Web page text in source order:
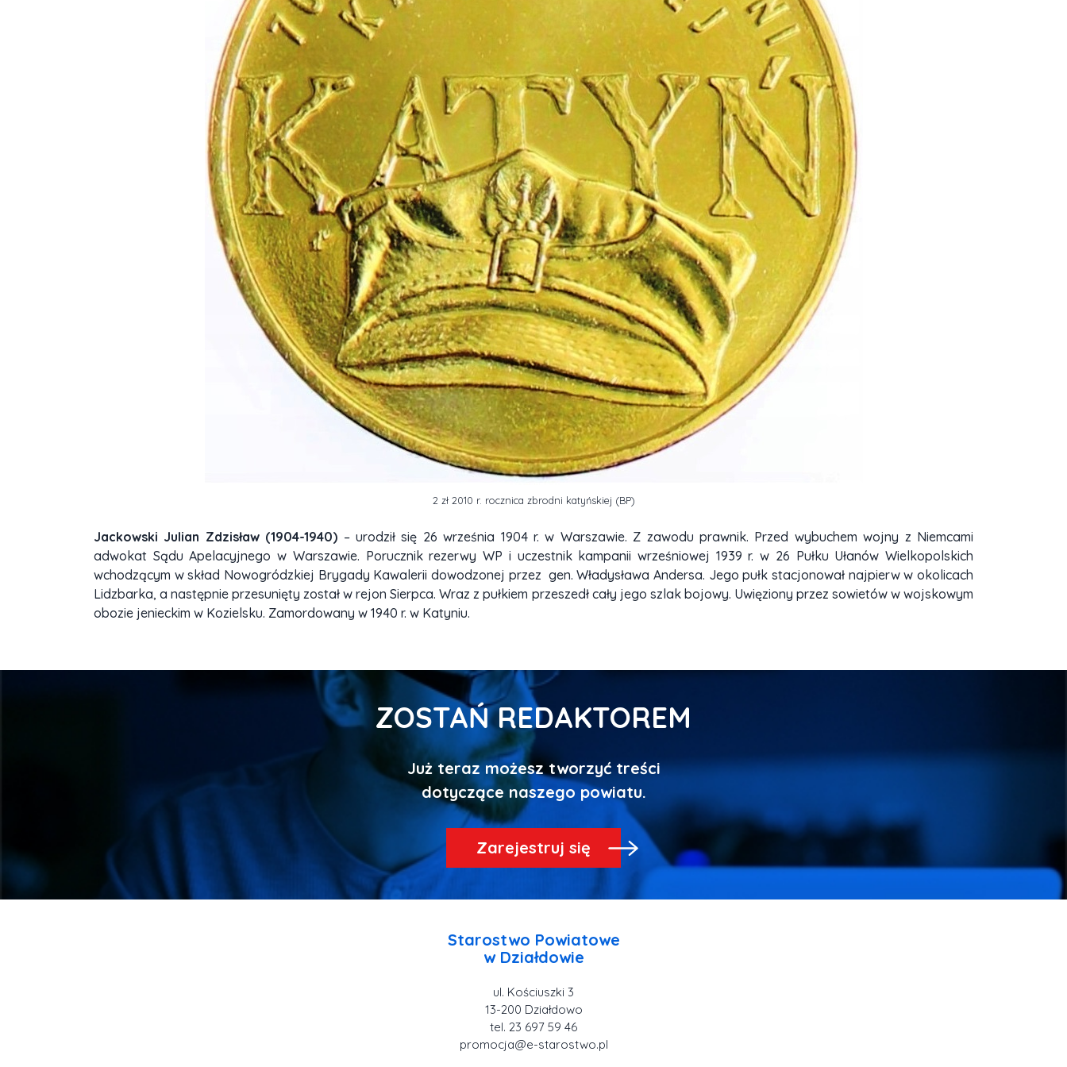
2 zł 2010 r. rocznica zbrodni katyńskiej (BP)
Jackowski Julian Zdzisław (1904-1940) – urodził się 26 września 1904 r. w Warszawie. Z zawodu prawnik. Przed wybuchem wojny z Niemcami
adwokat Sądu Apelacyjnego w Warszawie. Porucznik rezerwy WP i uczestnik kampanii wrześniowej 1939 r. w 26 Pułku Ułanów Wielkopolskich
wchodzącym w skład Nowogródzkiej Brygady Kawalerii dowodzonej przez gen. Władysława Andersa. Jego pułk stacjonował najpierw w okolicach
Lidzbarka, a następnie przesunięty został w rejon Sierpca. Wraz z pułkiem przeszedł cały jego szlak bojowy. Uwięziony przez sowietów w wojskowym
obozie jenieckim w Kozielsku. Zamordowany w 1940 r. w Katyniu.
ZOSTAŃ REDAKTOREM
Już teraz możesz tworzyć treści
Zarejestruj się
Starostwo Powiatowe
ul. Kościuszki 3
tel. 23 697 59 46
promocja@e-starostwo.pl